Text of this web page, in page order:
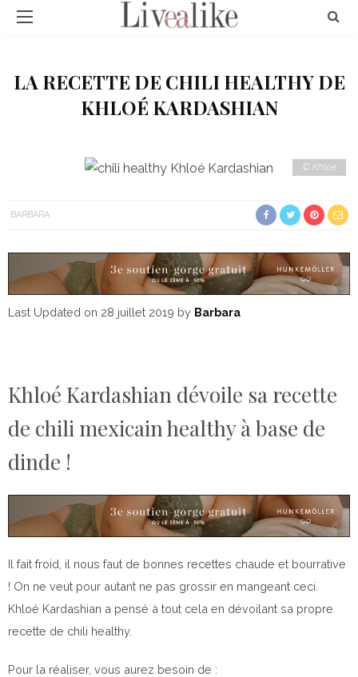
LA RECETTE DE CHILI HEALTHY DE
KHLOÉ KARDASHIAN
© Khloé
BARBARA
Last Updated on 28 juillet 2019 by Barbara
Khloé Kardashian dévoile sa recette
de chili mexicain healthy à base de
dinde !
Il fait froid, il nous faut de bonnes recettes chaude et bourrative
! On ne veut pour autant ne pas grossir en mangeant ceci.
Khloé Kardashian a pensé à tout cela en dévoilant sa propre
recette de chili healthy.
Pour la réaliser, vous aurez besoin de :